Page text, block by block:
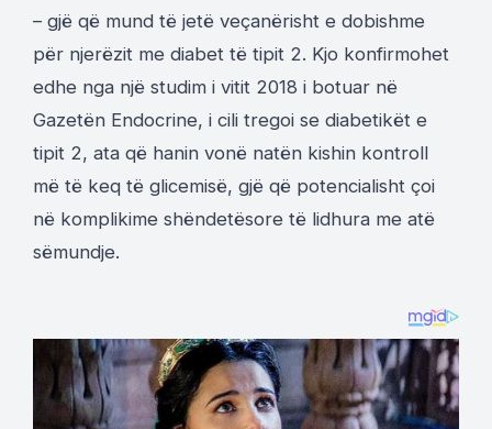
– gjë që mund të jetë veçanërisht e dobishme
për njerëzit me diabet të tipit 2. Kjo konfirmohet
edhe nga një studim i vitit 2018 i botuar në
Gazetën Endocrine, i cili tregoi se diabetikët e
tipit 2, ata që hanin vonë natën kishin kontroll
më të keq të glicemisë, gjë që potencialisht çoi
në komplikime shëndetësore të lidhura me atë
sëmundje.